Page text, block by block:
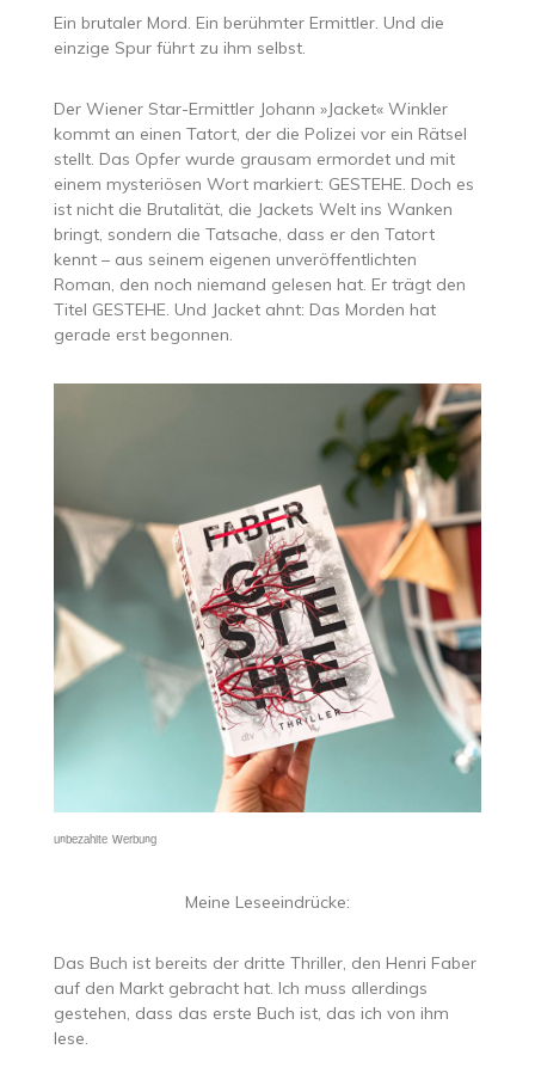
Ein brutaler Mord. Ein berühmter Ermittler. Und die
einzige Spur führt zu ihm selbst.
Der Wiener Star-Ermittler Johann »Jacket« Winkler
kommt an einen Tatort, der die Polizei vor ein Rätsel
stellt. Das Opfer wurde grausam ermordet und mit
einem mysteriösen Wort markiert: GESTEHE. Doch es
ist nicht die Brutalität, die Jackets Welt ins Wanken
bringt, sondern die Tatsache, dass er den Tatort
kennt – aus seinem eigenen unveröffentlichten
Roman, den noch niemand gelesen hat. Er trägt den
Titel GESTEHE. Und Jacket ahnt: Das Morden hat
gerade erst begonnen.
ᵘⁿᵇᵉᶻᵃʰˡᵗᵉ ᵂᵉʳᵇᵘⁿᵍ
Meine Leseeindrücke:
Das Buch ist bereits der dritte Thriller, den Henri Faber
auf den Markt gebracht hat. Ich muss allerdings
gestehen, dass das erste Buch ist, das ich von ihm
lese.